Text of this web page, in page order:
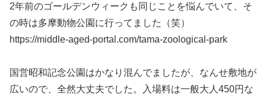
2年前のゴールデンウィークも同じことを悩んでいて、そ
の時は多摩動物公園に行ってました（笑）
https://middle-aged-portal.com/tama-zoological-park
国営昭和記念公園はかなり混んでましたが、なんせ敷地が
広いので、全然大丈夫でした。入場料は一般大人450円な